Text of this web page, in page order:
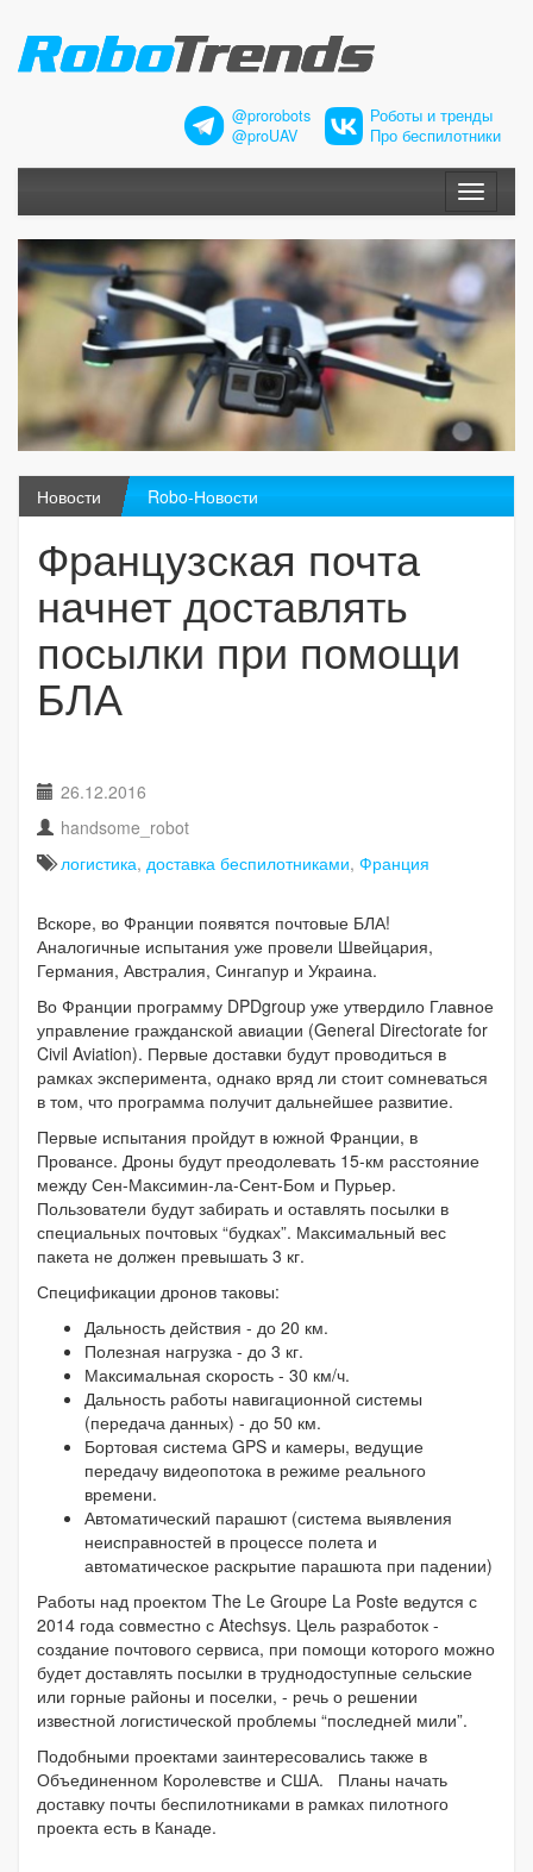
@prorobots
@proUAV
Роботы и тренды
Про беспилотники
Меню
Новости Robo-Новости
Французская почта
начнет доставлять
посылки при помощи
БЛА
26.12.2016
handsome_robot
логистика, доставка беспилотниками, Франция
Вскоре, во Франции появятся почтовые БЛА!
Аналогичные испытания уже провели Швейцария,
Германия, Австралия, Сингапур и Украина.
Во Франции программу DPDgroup уже утвердило Главное
управление гражданской авиации (General Directorate for
Civil Aviation). Первые доставки будут проводиться в
рамках эксперимента, однако вряд ли стоит сомневаться
в том, что программа получит дальнейшее развитие.
Первые испытания пройдут в южной Франции, в
Провансе. Дроны будут преодолевать 15-км расстояние
между Сен-Максимин-ла-Сент-Бом и Пурьер.
Пользователи будут забирать и оставлять посылки в
специальных почтовых “будках”. Максимальный вес
пакета не должен превышать 3 кг.
Спецификации дронов таковы:
Дальность действия - до 20 км.
Полезная нагрузка - до 3 кг.
Максимальная скорость - 30 км/ч.
Дальность работы навигационной системы
(передача данных) - до 50 км.
Бортовая система GPS и камеры, ведущие
передачу видеопотока в режиме реального
времени.
Автоматический парашют (система выявления
неисправностей в процессе полета и
автоматическое раскрытие парашюта при падении)
Работы над проектом The Le Groupe La Poste ведутся с
2014 года совместно с Atechsys. Цель разработок -
создание почтового сервиса, при помощи которого можно
будет доставлять посылки в труднодоступные сельские
или горные районы и поселки, - речь о решении
известной логистической проблемы “последней мили”.
Подобными проектами заинтересовались также в
Объединенном Королевстве и США. Планы начать
доставку почты беспилотниками в рамках пилотного
проекта есть в Канаде.